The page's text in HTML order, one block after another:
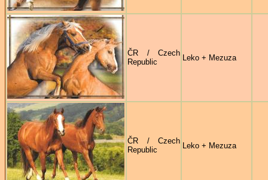
ČR / Czech
Republic
Leko + Mezuza
ČR / Czech
Republic
Leko + Mezuza